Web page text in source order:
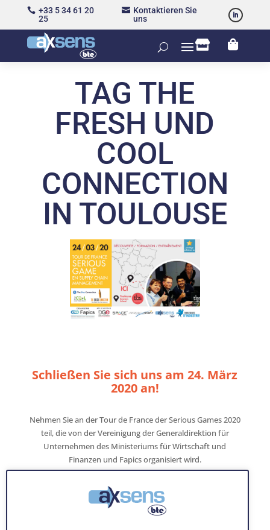
 +33 5 34 61 20
25
 Kontaktieren Sie
uns
 
TAG THE
FRESH UND
COOL
CONNECTION
IN TOULOUSE
Schließen Sie sich uns am 24. März
2020 an!
Nehmen Sie an der Tour de France der Serious Games 2020
teil, die von der Vereinigung der Generaldirektion für
Unternehmen des Ministeriums für Wirtschaft und
Finanzen und Fapics organisiert wird.
bis 17 Uhr in der Toulouse Business School.
Auf dem Programm des heutigen Tages :